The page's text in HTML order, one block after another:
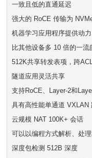
一致且低的直通延迟
强大的 RoCE 传输为
机器学习应用程序提供动力
比其他设备多 10 倍的一
512K共享转发表项，跨
隧道应用灵活共享
支持RoCE、Layer-2和
具有高性能单通道
云规模 NAT 100K+ 会话
可以以编程方式解析、处
深度包检测 512B 深度